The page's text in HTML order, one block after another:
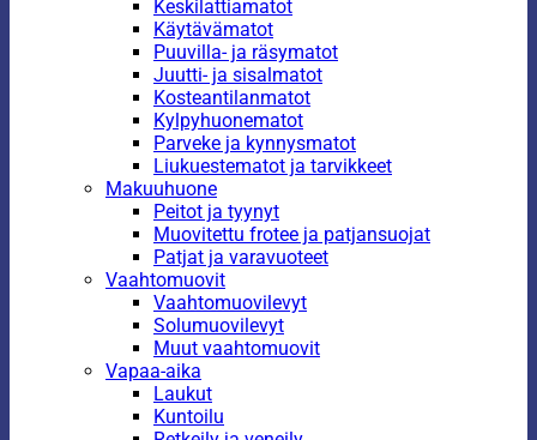
Keskilattiamatot
Käytävämatot
Puuvilla- ja räsymatot
Juutti- ja sisalmatot
Kosteantilanmatot
Kylpyhuonematot
Parveke ja kynnysmatot
Liukuestematot ja tarvikkeet
Makuuhuone
Peitot ja tyynyt
Muovitettu frotee ja patjansuojat
Patjat ja varavuoteet
Vaahtomuovit
Vaahtomuovilevyt
Solumuovilevyt
Muut vaahtomuovit
Vapaa-aika
Laukut
Kuntoilu